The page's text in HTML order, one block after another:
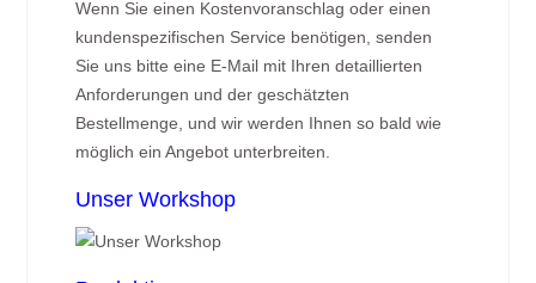
Wenn Sie einen Kostenvoranschlag oder einen
kundenspezifischen Service benötigen, senden
Sie uns bitte eine E-Mail mit Ihren detaillierten
Anforderungen und der geschätzten
Bestellmenge, und wir werden Ihnen so bald wie
möglich ein Angebot unterbreiten.
Unser Workshop